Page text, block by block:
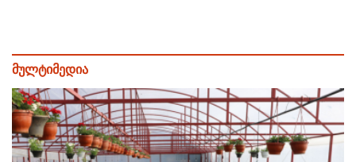
მულტიმედია